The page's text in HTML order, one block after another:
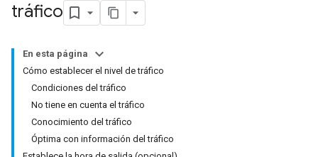
tráfico
En esta página
Cómo establecer el nivel de tráfico
Condiciones del tráfico
No tiene en cuenta el tráfico
Conocimiento del tráfico
Óptima con información del tráfico